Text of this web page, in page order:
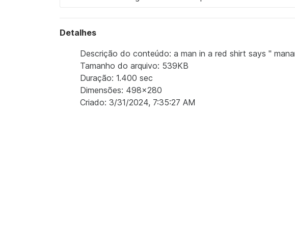
Detalhes
Descrição do conteúdo: a man in a red shirt says "
Tamanho do arquivo: 539KB
Duração: 1.400 sec
Dimensões: 498x280
Criado: 3/31/2024, 7:35:27 AM